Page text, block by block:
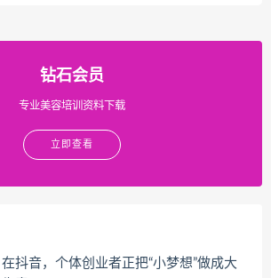
钻石会员
专业美容培训资料下载
立即查看
在抖音，个体创业者正把“小梦想”做成大